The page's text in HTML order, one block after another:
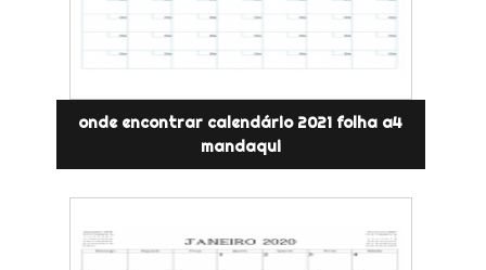
onde encontrar calendário 2021 folha a4
mandaqui